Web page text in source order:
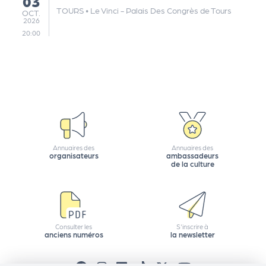
OCTOBRE
OCT.
2026
20:00
TOURS • Le Vinci - Palais Des Congrès de Tours
Annuaires des
organisateurs
Annuaires des
ambassadeurs
de la culture
Consulter les
anciens numéros
S'inscrire à
la newsletter